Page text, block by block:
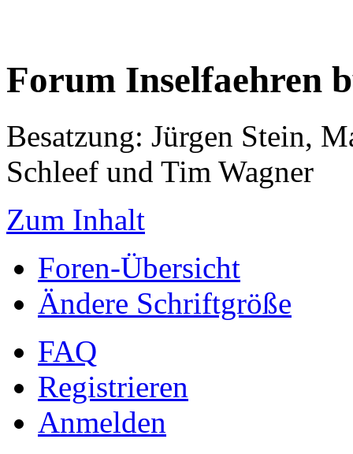
Forum Inselfaehren
Besatzung: Jürgen Stein,
Schleef und Tim Wagner
Zum Inhalt
Foren-Übersicht
Ändere Schriftgröße
FAQ
Registrieren
Anmelden